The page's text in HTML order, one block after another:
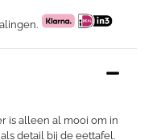
is alleen al mooi om in
detail bij de eettafel.